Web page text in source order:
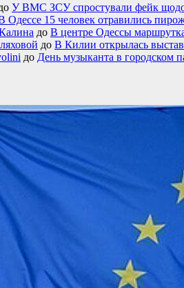
У ВМС ЗСУ спростували фейк щодо
Одессе 15 человек отравились
до В центре Одессы
до В Килии открылась
до День музыканта в городском